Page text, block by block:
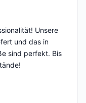
Unsere
und das in
sind perfekt. Bis